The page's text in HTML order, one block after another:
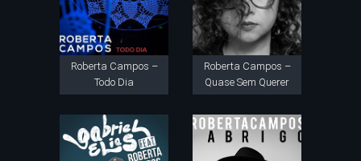
Roberta Campos –
Todo Dia
Roberta Campos –
Quase Sem Querer